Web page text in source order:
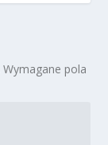
Wymagane pola